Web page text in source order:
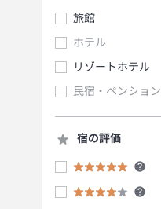
旅館
ホテル
リゾートホテル
民宿・ペンション
宿の評価